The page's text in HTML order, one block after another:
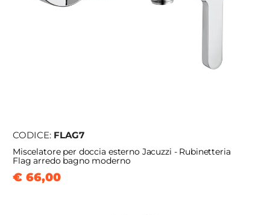
CODICE: FLAG7
Miscelatore per doccia esterno Jacuzzi - Rubinetteria
Flag arredo bagno moderno
€ 66,00